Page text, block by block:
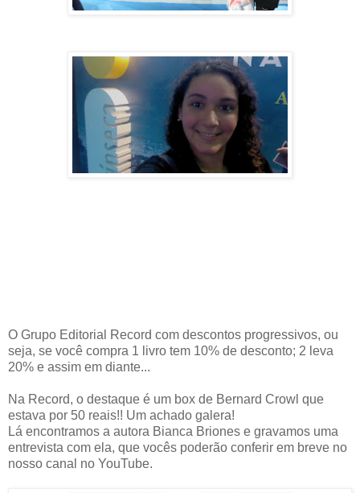
O Grupo Editorial Record com descontos progressivos, ou
seja, se você compra 1 livro tem 10% de desconto; 2 leva
20% e assim em diante...
Na Record, o destaque é um box de Bernard Crowl que
estava por 50 reais!! Um achado galera!
Lá encontramos a autora Bianca Briones e gravamos uma
entrevista com ela, que vocês poderão conferir em breve no
nosso canal no YouTube.